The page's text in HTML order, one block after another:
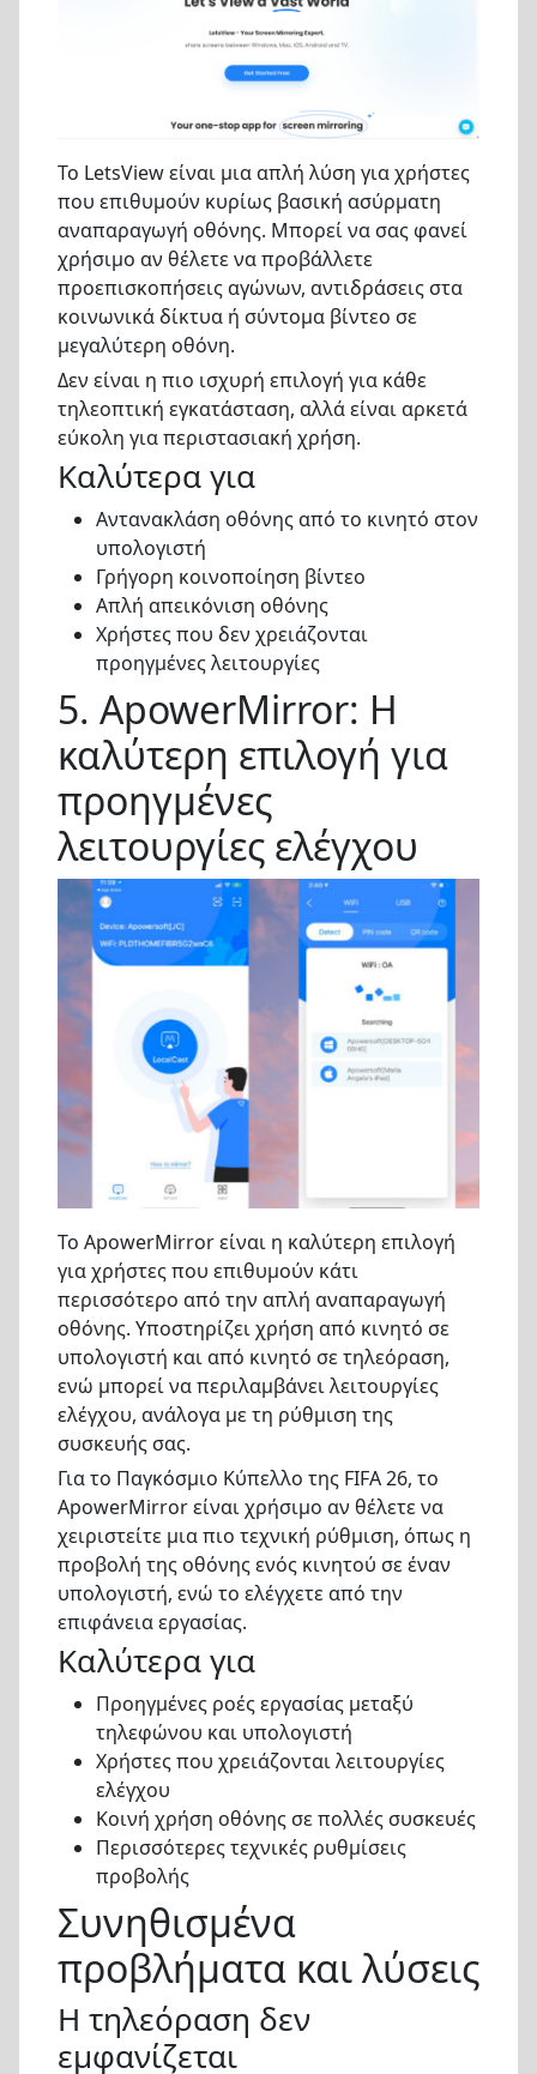
Το LetsView είναι μια απλή λύση για χρήστες
που επιθυμούν κυρίως βασική ασύρματη
αναπαραγωγή οθόνης. Μπορεί να σας φανεί
χρήσιμο αν θέλετε να προβάλλετε
προεπισκοπήσεις αγώνων, αντιδράσεις στα
κοινωνικά δίκτυα ή σύντομα βίντεο σε
μεγαλύτερη οθόνη.
Δεν είναι η πιο ισχυρή επιλογή για κάθε
τηλεοπτική εγκατάσταση, αλλά είναι αρκετά
εύκολη για περιστασιακή χρήση.
Καλύτερα για
Αντανακλάση οθόνης από το κινητό στον
υπολογιστή
Γρήγορη κοινοποίηση βίντεο
Απλή απεικόνιση οθόνης
Χρήστες που δεν χρειάζονται
προηγμένες λειτουργίες
5. ApowerMirror: Η
καλύτερη επιλογή για
προηγμένες
λειτουργίες ελέγχου
Το ApowerMirror είναι η καλύτερη επιλογή
για χρήστες που επιθυμούν κάτι
περισσότερο από την απλή αναπαραγωγή
οθόνης. Υποστηρίζει χρήση από κινητό σε
υπολογιστή και από κινητό σε τηλεόραση,
ενώ μπορεί να περιλαμβάνει λειτουργίες
ελέγχου, ανάλογα με τη ρύθμιση της
συσκευής σας.
Για το Παγκόσμιο Κύπελλο της FIFA 26, το
ApowerMirror είναι χρήσιμο αν θέλετε να
χειριστείτε μια πιο τεχνική ρύθμιση, όπως η
προβολή της οθόνης ενός κινητού σε έναν
υπολογιστή, ενώ το ελέγχετε από την
επιφάνεια εργασίας.
Καλύτερα για
Προηγμένες ροές εργασίας μεταξύ
τηλεφώνου και υπολογιστή
Χρήστες που χρειάζονται λειτουργίες
ελέγχου
Κοινή χρήση οθόνης σε πολλές συσκευές
Περισσότερες τεχνικές ρυθμίσεις
προβολής
Συνηθισμένα
προβλήματα και λύσεις
Η τηλεόραση δεν
εμφανίζεται